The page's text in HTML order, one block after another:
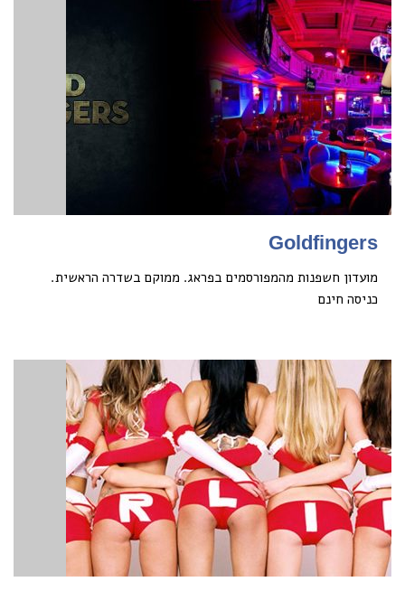
Goldfingers
מועדון חשפנות מהמפורסמים בפראג. ממוקם בשדרה הראשית.
כניסה חינם